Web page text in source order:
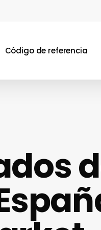
Código de referencia